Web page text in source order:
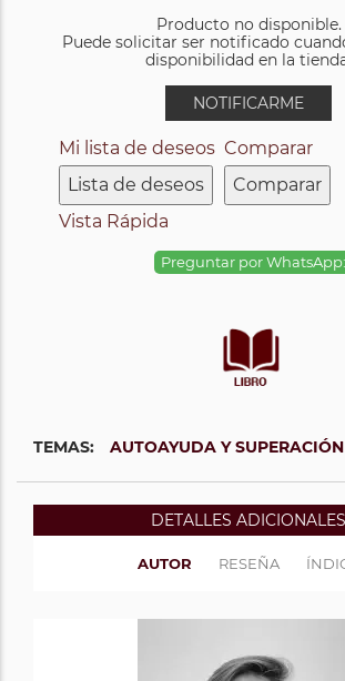
Producto no disponible.
Puede solicitar ser notificado
disponibilidad en la
NOTIFICARME
Mi lista de deseos
Lista de deseos
Comparar
Comparar
Vista Rápida
Preguntar por WhatsApp:
TEMAS: AUTOAYUDA Y SUPERACIÓN
DETALLES ADICIONALES
AUTOR RESEÑA